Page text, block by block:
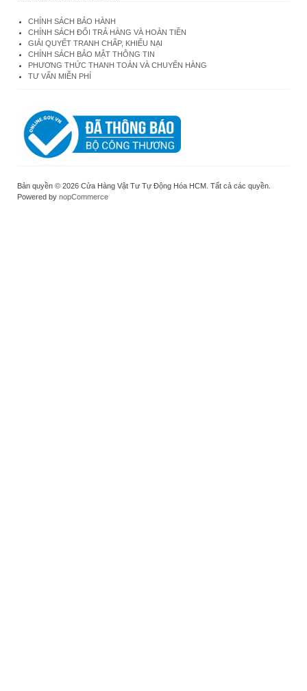
CHÍNH SÁCH BẢO HÀNH
CHÍNH SÁCH ĐỔI TRẢ HÀNG VÀ HOÀN TIỀN
GIẢI QUYẾT TRANH CHẤP, KHIẾU NẠI
CHÍNH SÁCH BẢO MẬT THÔNG TIN
PHƯƠNG THỨC THANH TOÁN VÀ CHUYỂN HÀNG
TƯ VẤN MIỄN PHÍ
Bản quyền © 2026 Cửa Hàng Vật Tư Tự Động Hóa HCM. Tất cả các quyền.
Powered by nopCommerce